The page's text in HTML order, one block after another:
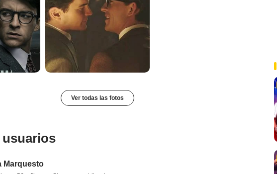
Ver todas las fotos
Marquesto